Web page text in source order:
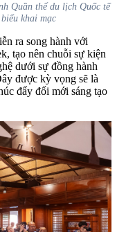
Quần thể du lịch Quốc tế
khai mạc
ra song hành với
tạo nên chuỗi sự kiện
dưới sự đồng hành
được kỳ vọng sẽ là
đẩy đổi mới sáng tạo